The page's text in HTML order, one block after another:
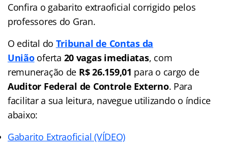
Confira o gabarito extraoficial corrigido pelos
professores do Gran.
O edital do Tribunal de Contas da
Uniãooferta 20 vagas imediatas, com
remuneração de R$ 26.159,01 para o cargo de
Auditor Federal de Controle Externo. Para
facilitar a sua leitura, navegue utilizando o índice
abaixo:
Gabarito Extraoficial (VÍDEO)